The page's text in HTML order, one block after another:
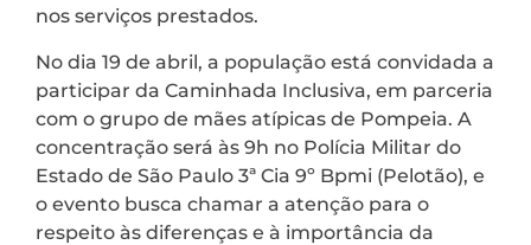
nos serviços prestados.
No dia 19 de abril, a população está convidada a
participar da Caminhada Inclusiva, em parceria
com o grupo de mães atípicas de Pompeia. A
concentração será às 9h no Polícia Militar do
Estado de São Paulo 3ª Cia 9º Bpmi (Pelotão), e
o evento busca chamar a atenção para o
respeito às diferenças e à importância da